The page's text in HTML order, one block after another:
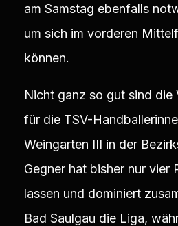
am Samstag ebenfalls
um sich im vorderen
können.
Nicht ganz so gut sind die
für die TSV-
Weingarten III in der
Gegner hat bisher nur vier
lassen und dominiert
Bad Saulgau die Liga,